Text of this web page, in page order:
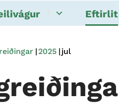
Eftirlit
2025 jul